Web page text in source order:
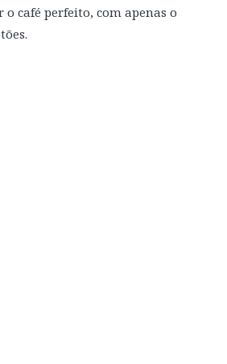
café perfeito, com apenas o